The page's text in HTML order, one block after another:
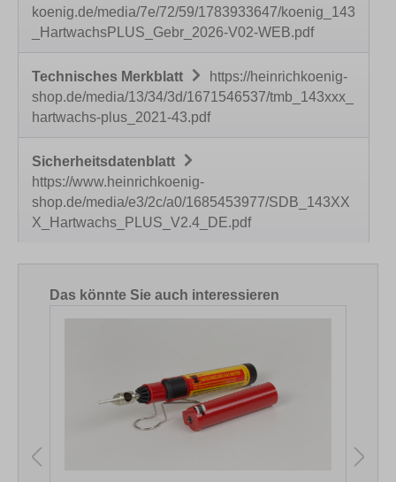
koenig.de/media/7e/72/59/1783933647/koenig_143
_HartwachsPLUS_Gebr_2026-V02-WEB.pdf
Technisches Merkblatt
https://heinrichkoenig-
shop.de/media/13/34/3d/1671546537/tmb_143xxx_
hartwachs-plus_2021-43.pdf
Sicherheitsdatenblatt
https://www.heinrichkoenig-
shop.de/media/e3/2c/a0/1685453977/SDB_143XX
X_Hartwachs_PLUS_V2.4_DE.pdf
Produktgalerie überspringen
Das könnte Sie auch interessieren